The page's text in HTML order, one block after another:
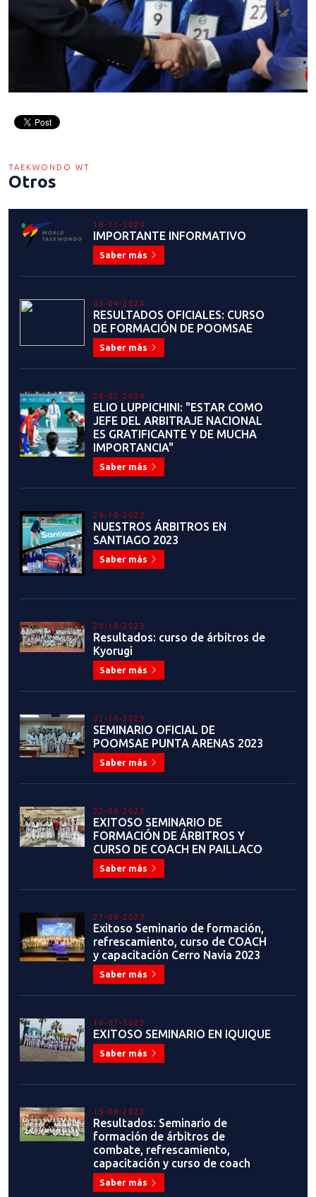
TAEKWONDO WT
Otros
18-11-2024
IMPORTANTE INFORMATIVO
Saber más
03-04-2024
RESULTADOS OFICIALES: CURSO
DE FORMACIÓN DE POOMSAE
Saber más
26-02-2024
ELIO LUPPICHINI: "ESTAR COMO
JEFE DEL ARBITRAJE NACIONAL
ES GRATIFICANTE Y DE MUCHA
IMPORTANCIA"
Saber más
29-10-2023
NUESTROS ÁRBITROS EN
SANTIAGO 2023
Saber más
20-10-2023
Resultados: curso de árbitros de
Kyorugi
Saber más
02-10-2023
SEMINARIO OFICIAL DE
POOMSAE PUNTA ARENAS 2023
Saber más
22-09-2023
EXITOSO SEMINARIO DE
FORMACIÓN DE ÁRBITROS Y
CURSO DE COACH EN PAILLACO
Saber más
21-08-2023
Exitoso Seminario de formación,
refrescamiento, curso de COACH
y capacitación Cerro Navia 2023
Saber más
16-07-2023
EXITOSO SEMINARIO EN IQUIQUE
Saber más
19-06-2023
Resultados: Seminario de
formación de árbitros de
combate, refrescamiento,
capacitación y curso de coach
Saber más